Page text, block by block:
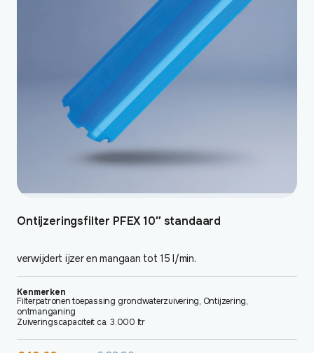
Ontijzeringsfilter PFEX 10″ standaard
verwijdert ijzer en mangaan tot 15 l/min.
Kenmerken
Filterpatronen toepassing grondwaterzuivering, Ontijzering,
ontmanganing
Zuiveringscapaciteit ca. 3.000 ltr